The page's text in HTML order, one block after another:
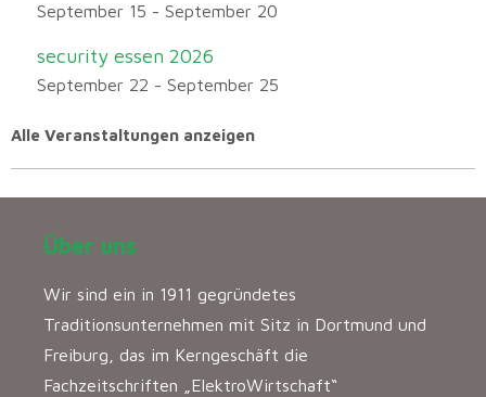
September 15 - September 20
security essen 2026
September 22 - September 25
Alle Veranstaltungen anzeigen
Über uns
Wir sind ein in 1911 gegründetes
Traditionsunternehmen mit Sitz in Dortmund und
Freiburg, das im Kerngeschäft die
Fachzeitschriften „ElektroWirtschaft“